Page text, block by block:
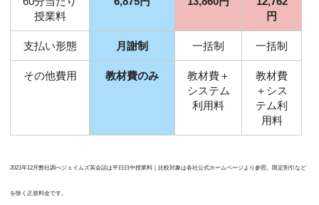
授業料
円
支払い形態 月謝制 一括制 一括制
その他費用 教材費のみ
教材費＋
システム
利用料
教材費
＋シス
テム利
用料
2021年12月弊社調べジェイムズ英会話は平日日中授業料｜比較対象は各社公式ホームページより参照。限定割引など
を除く正規料金です。